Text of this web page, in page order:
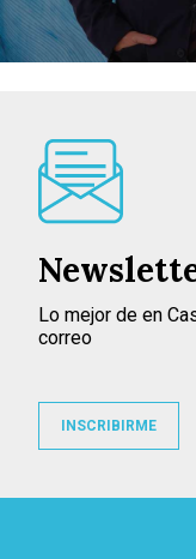
Lo mejor de en
correo
INSCRIBIRME